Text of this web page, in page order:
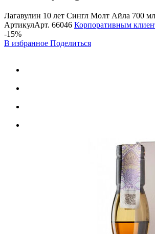
Лагавулин 10 лет Сингл Молт Айла 700 мл
АртикулАрт. 66046 Корпоративным
-15%
В избранное Поделиться